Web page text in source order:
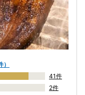
）
41件
2件